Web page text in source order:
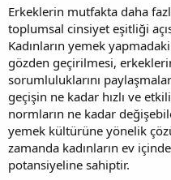
Erkeklerin mutfakta daha
toplumsal cinsiyet eşitliği
Kadınların yemek
gözden geçirilmesi,
sorumluluklarını
geçişin ne kadar hızlı ve
normların ne kadar
yemek kültürüne yönelik
zamanda kadınların ev
potansiyeline sahiptir.